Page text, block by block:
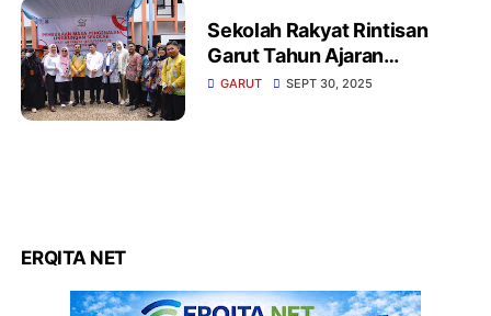
‎Sekolah Rakyat Rintisan
Garut Tahun Ajaran
GARUT SEPT 30, 2025
ERQITA NET